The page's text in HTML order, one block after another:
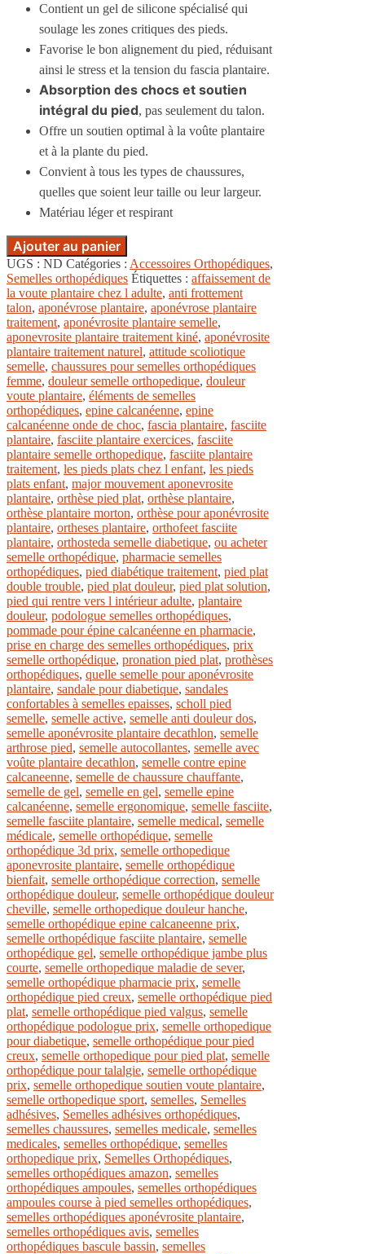
Contient un gel de silicone spécialisé qui
soulage les zones critiques des pieds.
Favorise le bon alignement du pied, réduisant
ainsi le stress et la tension du fascia plantaire.
Absorption des chocs et soutien
intégral du pied, pas seulement du talon.
Offre un soutien optimal à la voûte plantaire
et à la plante du pied.
Convient à tous les types de chaussures,
quelles que soient leur taille ou leur largeur.
Matériau léger et respirant
Ajouter au panier
UGS : ND Catégories : Accessoires Orthopédiques,
Semelles orthopédiques Étiquettes : affaissement de
la voute plantaire chez l adulte, anti frottement
talon, aponévrose plantaire, aponévrose plantaire
traitement, aponévrosite plantaire semelle,
aponevrosite plantaire traitement kiné, aponévrosite
plantaire traitement naturel, attitude scoliotique
semelle, chaussures pour semelles orthopédiques
femme, douleur semelle orthopedique, douleur
voute plantaire, éléments de semelles
orthopédiques, epine calcanéenne, epine
calcanéenne onde de choc, fascia plantaire, fasciite
plantaire, fasciite plantaire exercices, fasciite
plantaire semelle orthopedique, fasciite plantaire
traitement, les pieds plats chez l enfant, les pieds
plats enfant, major mouvement aponevrosite
plantaire, orthèse pied plat, orthèse plantaire,
orthèse plantaire morton, orthèse pour aponévrosite
plantaire, ortheses plantaire, orthofeet fasciite
plantaire, orthosteda semelle diabetique, ou acheter
semelle orthopédique, pharmacie semelles
orthopédiques, pied diabétique traitement, pied plat
double trouble, pied plat douleur, pied plat solution,
pied qui rentre vers l intérieur adulte, plantaire
douleur, podologue semelles orthopédiques,
pommade pour épine calcanéenne en pharmacie,
prise en charge des semelles orthopédiques, prix
semelle orthopédique, pronation pied plat, prothèses
orthopédiques, quelle semelle pour aponévrosite
plantaire, sandale pour diabetique, sandales
confortables à semelles epaisses, scholl pied
semelle, semelle active, semelle anti douleur dos,
semelle aponévrosite plantaire decathlon, semelle
arthrose pied, semelle autocollantes, semelle avec
voûte plantaire decathlon, semelle contre epine
calcaneenne, semelle de chaussure chauffante,
semelle de gel, semelle en gel, semelle epine
calcanéenne, semelle ergonomique, semelle fasciite,
semelle fasciite plantaire, semelle medical, semelle
médicale, semelle orthopédique, semelle
orthopédique 3d prix, semelle orthopedique
aponevrosite plantaire, semelle orthopédique
bienfait, semelle orthopédique correction, semelle
orthopédique douleur, semelle orthopédique douleur
cheville, semelle orthopedique douleur hanche,
semelle orthopédique epine calcaneenne prix,
semelle orthopédique fasciite plantaire, semelle
orthopédique gel, semelle orthopédique jambe plus
courte, semelle orthopedique maladie de sever,
semelle orthopédique pharmacie prix, semelle
orthopédique pied creux, semelle orthopédique pied
plat, semelle orthopédique pied valgus, semelle
orthopédique podologue prix, semelle orthopedique
pour diabetique, semelle orthopédique pour pied
creux, semelle orthopedique pour pied plat, semelle
orthopédique pour talalgie, semelle orthopédique
prix, semelle orthopedique soutien voute plantaire,
semelle orthopedique sport, semelles, Semelles
adhésives, Semelles adhésives orthopédiques,
semelles chaussures, semelles medicale, semelles
medicales, semelles orthopédique, semelles
orthopedique prix, Semelles Orthopédiques,
semelles orthopédiques amazon, semelles
orthopédiques ampoules, semelles orthopédiques
ampoules course à pied semelles orthopédiques,
semelles orthopédiques aponévrosite plantaire,
semelles orthopédiques avis, semelles
orthopédiques bascule bassin, semelles